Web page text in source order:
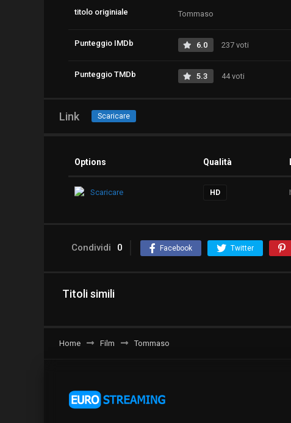
titolo originiale Tommaso
Punteggio IMDb 6.0 237 voti
Punteggio TMDb 5.3 44 voti
Link Scaricare
Options Qualità
Scaricare HD
Condividi 0 Facebook Twitter
Titoli simili
Home Film Tommaso